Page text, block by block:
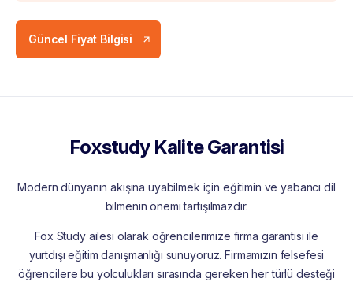
Güncel Fiyat Bilgisi
Foxstudy Kalite Garantisi
Modern dünyanın akışına uyabilmek için eğitimin ve yabancı dil
bilmenin önemi tartışılmazdır.
Fox Study ailesi olarak öğrencilerimize firma garantisi ile
yurtdışı eğitim danışmanlığı sunuyoruz. Firmamızın felsefesi
öğrencilere bu yolculukları sırasında gereken her türlü desteği